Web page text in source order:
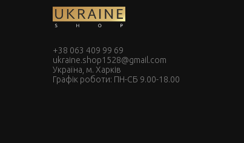
+38 063 409 99 69
ukraine.shop1528@gmail.com
Україна, м. Харків
Графік роботи: ПН-СБ 9.00-18.00